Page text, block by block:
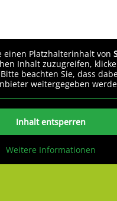
einen Platzhalterinhalt von
Inhalt zuzugreifen,
beachten Sie, dass
weitergegeben
Inhalt entsperren
Weitere Informationen